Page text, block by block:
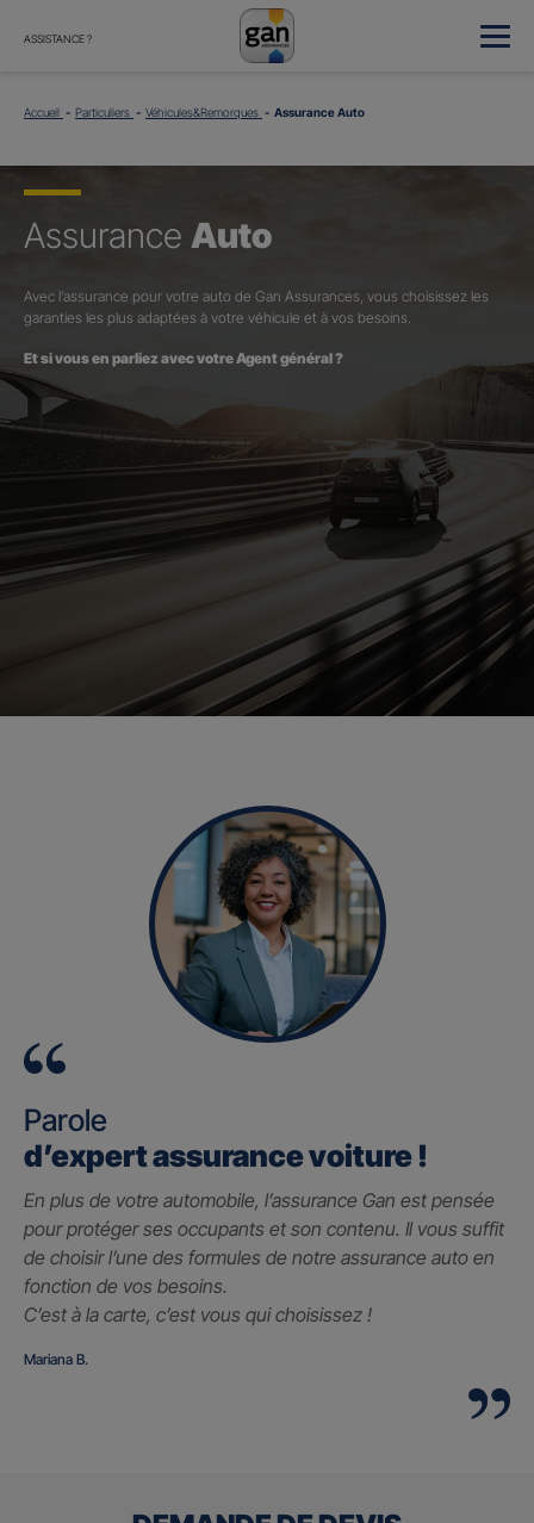
ASSISTANCE ?
Accueil Particuliers Véhicules&Remorques Assurance Auto
Assurance Auto
Avec l’assurance pour votre auto de Gan Assurances, vous choisissez les
garanties les plus adaptées à votre véhicule et à vos besoins.
Et si vous en parliez avec votre Agent général ?
Parole
d’expert assurance voiture !
En plus de votre automobile, l’assurance Gan est pensée
pour protéger ses occupants et son contenu. Il vous suffit
de choisir l’une des formules de notre assurance auto en
fonction de vos besoins.
C’est à la carte, c’est vous qui choisissez !
Mariana B.